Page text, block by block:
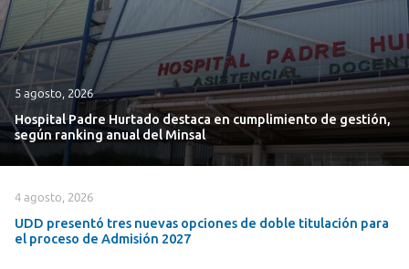
5 agosto, 2026
Hospital Padre Hurtado destaca en cumplimiento de gestión,
según ranking anual del Minsal
4 agosto, 2026
UDD presentó tres nuevas opciones de doble titulación para
el proceso de Admisión 2027